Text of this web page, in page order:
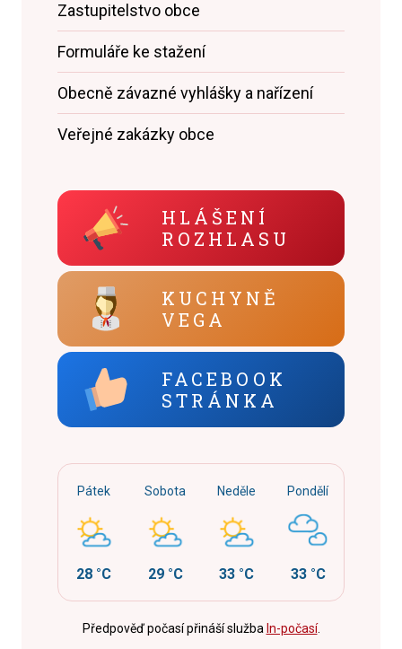
Zastupitelstvo obce
Formuláře ke stažení
Obecně závazné vyhlášky a nařízení
Veřejné zakázky obce
HLÁŠENÍ
ROZHLASU
KUCHYNĚ
VEGA
FACEBOOK
STRÁNKA
Pátek
28 °C
Sobota
29 °C
Neděle
33 °C
Pondělí
33 °C
Předpověď počasí přináší služba In-počasí.